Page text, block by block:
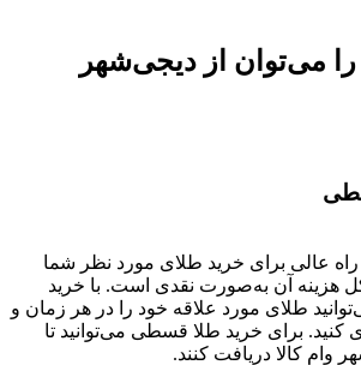
می‌توان از دیجی‌شهر
راه عالی برای خرید طلای مورد نظر شما
هزینه آن به‌صورت نقدی است. با خرید
طلای مورد علاقه خود را در هر زمان و
کنید. برای خرید طلا قسطی می‌توانید تا